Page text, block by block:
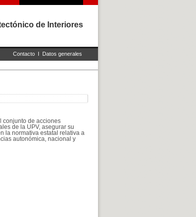
de Interiores
Contacto I Datos generales
conjunto de acciones
de la UPV, asegurar su
la normativa estatal relativa a
autonómica, nacional y